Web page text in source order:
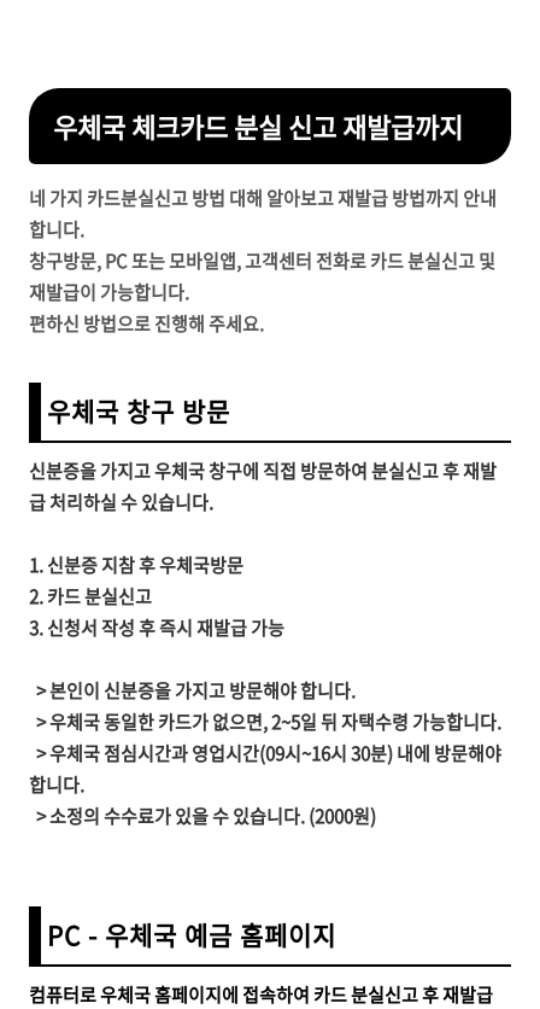
우체국 체크카드 분실 신고 재발급까지
네 가지 카드분실신고 방법 대해 알아보고 재발급 방법까지 안내
합니다.
창구방문, PC 또는 모바일앱, 고객센터 전화로 카드 분실신고 및
재발급이 가능합니다.
편하신 방법으로 진행해 주세요.
우체국 창구 방문
신분증을 가지고 우체국 창구에 직접 방문하여 분실신고 후 재발
급 처리하실 수 있습니다.
1. 신분증 지참 후 우체국방문
2. 카드 분실신고
3. 신청서 작성 후즉시 재발급가능
> 본인이 신분증을 가지고 방문해야 합니다.
> 우체국 동일한 카드가 없으면, 2~5일 뒤 자택수령 가능합니다.
> 우체국 점심시간과 영업시간(09시~16시 30분) 내에 방문해야
합니다.
> 소정의 수수료가 있을 수 있습니다. (2000원)
PC - 우체국 예금 홈페이지
컴퓨터로 우체국 홈페이지에 접속하여 카드 분실신고 후 재발급